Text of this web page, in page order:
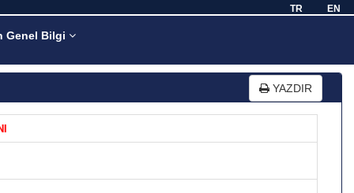
TR EN
Genel Bilgi
YAZDIR